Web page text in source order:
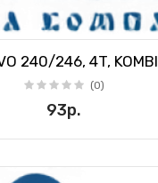
240/246, 4T, KOMBI
(0)
93р.